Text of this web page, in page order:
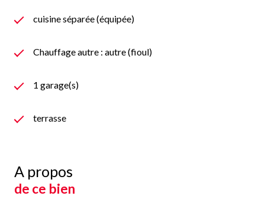
cuisine séparée (équipée)
Chauffage autre : autre (fioul)
1 garage(s)
terrasse
A propos
de ce bien